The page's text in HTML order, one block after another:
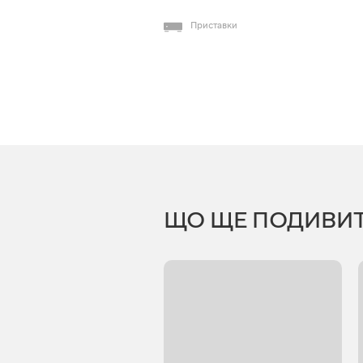
Приставки
ЩО ЩЕ